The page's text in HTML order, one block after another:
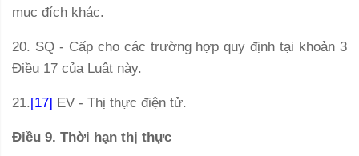
mục đích khác.
20. SQ - Cấp cho các trường hợp quy định tại khoản 3
Điều 17 của Luật này.
21.[17] EV - Thị thực điện tử.
Điều 9. Thời hạn thị thực